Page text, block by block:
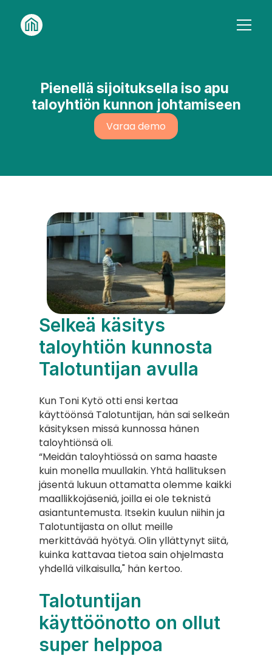
Kenelle
Taloyhtiöille
Asiakkaitamme
Uutiset
12. lokakuuta 2023
Pienellä sijoituksella iso apu
taloyhtiön kunnon johtamiseen
Varaa demo
Selkeä käsitys
taloyhtiön kunnosta
Talotuntijan avulla
Kun Toni Kytö otti ensi kertaa
käyttöönsä Talotuntijan, hän sai selkeän
käsityksen missä kunnossa hänen
taloyhtiönsä oli.
“Meidän taloyhtiössä on sama haaste
kuin monella muullakin. Yhtä hallituksen
jäsentä lukuun ottamatta olemme kaikki
maallikkojäseniä, joilla ei ole teknistä
asiantuntemusta. Itsekin kuulun niihin ja
Talotuntijasta on ollut meille
merkittävää hyötyä. Olin yllättynyt siitä,
kuinka kattavaa tietoa sain ohjelmasta
yhdellä vilkaisulla," hän kertoo.
Talotuntijan
käyttöönotto on ollut
super helppoa